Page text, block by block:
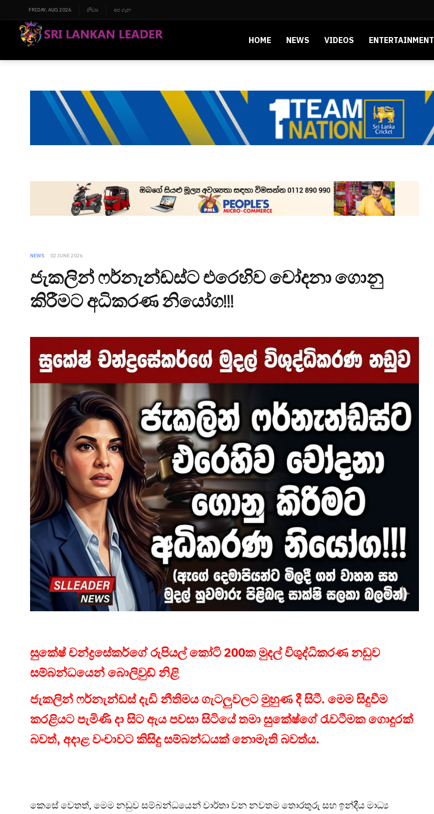
FRIDAY, AUG 2026 නිවස අප ගැන
HOME NEWS VIDEOS ENTERTAINMENT
NEWS 02 JUNE 2026
ජැකලින් ෆර්නැන්ඩස්ට එරෙහිව චෝදනා ගොනු
කිරීමට අධිකරණ නියෝග!!!
සුකේෂ් චන්ද්‍රසේකර්ගේ රුපියල් කෝටි 200ක මුදල් විශුද්ධිකරණ නඩුව
සම්බන්ධයෙන් බොලිවුඩ් නිළි
ජැකලින් ෆර්නැන්ඩස් දැඩි නීතිමය ගැටලුවලට මුහුණ දී සිටී. මෙම සිදුවීම
කරළියට පැමිණි දා සිට ඇය පවසා සිටියේ තමා සුකේෂ්ගේ රැවටීමක ගොදුරක්
බවත්, අදාළ වංචාවට කිසිදු සම්බන්ධයක් නොමැති බවත්ය.
කෙසේ වෙතත්, මෙම නඩුව සම්බන්ධයෙන් වාර්තා වන නවතම තොරතුරු සහ ඉන්දීය මාධ්‍ය